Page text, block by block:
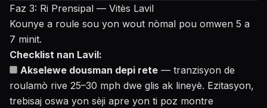
Faz 3: Ri Prensipal — Vitès Lavil
Kounye a roule sou yon wout nòmal pou omwen 5 a
7 minit.
Checklist nan Lavil:
Akselewe dousman depi rete — tranzisyon de
roulamò rive 25–30 mph dwe glis ak lineyè. Ezitasyon,
trebisaj oswa yon sèji apre yon ti poz montre